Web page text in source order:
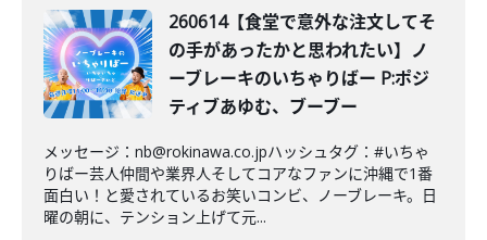
260614【食堂で意外な注文してそ
の手があったかと思われたい】ノ
ーブレーキのいちゃりばー P:ポジ
ティブあゆむ、ブーブー
メッセージ：nb@rokinawa.co.jpハッシュタグ：#いちゃ
りばー芸人仲間や業界人そしてコアなファンに沖縄で1番
面白い！と愛されているお笑いコンビ、ノーブレーキ。日
曜の朝に、テンション上げて元...